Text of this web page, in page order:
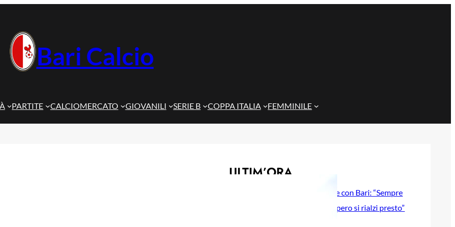
Bari Calcio
PARTITE CALCIOMERCATO GIOVANILI SERIE B COPPA ITALIA FEMMINILE
ULTIM’ORA
Gazzi e il legame con Bari: “Sempre
nel mio cuore, spero si rialzi presto”